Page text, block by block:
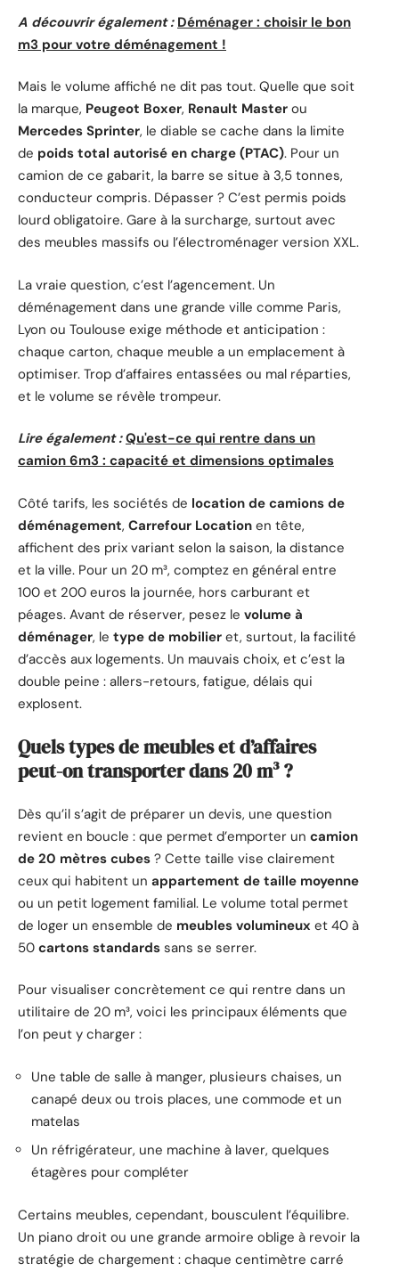
A découvrir également : Déménager : choisir le bon
m3 pour votre déménagement !
Mais le volume affiché ne dit pas tout. Quelle que soit
la marque, Peugeot Boxer, Renault Master ou
Mercedes Sprinter, le diable se cache dans la limite
de poids total autorisé en charge (PTAC). Pour un
camion de ce gabarit, la barre se situe à 3,5 tonnes,
conducteur compris. Dépasser ? C’est permis poids
lourd obligatoire. Gare à la surcharge, surtout avec
des meubles massifs ou l’électroménager version XXL.
La vraie question, c’est l’agencement. Un
déménagement dans une grande ville comme Paris,
Lyon ou Toulouse exige méthode et anticipation :
chaque carton, chaque meuble a un emplacement à
optimiser. Trop d’affaires entassées ou mal réparties,
et le volume se révèle trompeur.
Lire également : Qu'est-ce qui rentre dans un
camion 6m3 : capacité et dimensions optimales
Côté tarifs, les sociétés de location de camions de
déménagement, Carrefour Location en tête,
affichent des prix variant selon la saison, la distance
et la ville. Pour un 20 m³, comptez en général entre
100 et 200 euros la journée, hors carburant et
péages. Avant de réserver, pesez le volume à
déménager, le type de mobilier et, surtout, la facilité
d’accès aux logements. Un mauvais choix, et c’est la
double peine : allers-retours, fatigue, délais qui
explosent.
Quels types de meubles et d’affaires
peut-on transporter dans 20 m³ ?
Dès qu’il s’agit de préparer un devis, une question
revient en boucle : que permet d’emporter un camion
de 20 mètres cubes ? Cette taille vise clairement
ceux qui habitent un appartement de taille moyenne
ou un petit logement familial. Le volume total permet
de loger un ensemble de meubles volumineux et 40 à
50 cartons standards sans se serrer.
Pour visualiser concrètement ce qui rentre dans un
utilitaire de 20 m³, voici les principaux éléments que
l’on peut y charger :
Une table de salle à manger, plusieurs chaises, un
canapé deux ou trois places, une commode et un
matelas
Un réfrigérateur, une machine à laver, quelques
étagères pour compléter
Certains meubles, cependant, bousculent l’équilibre.
Un piano droit ou une grande armoire oblige à revoir la
stratégie de chargement : chaque centimètre carré